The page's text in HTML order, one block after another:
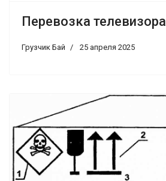
Перевозка телевизора
Грузчик Бай 25 апреля 2025